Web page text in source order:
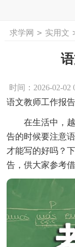
首页 工
求学网 > 实用文
时间：2026-02-02
语文教师工作报告
在生活中，越
告的时候要注意
才能写的好吗？
告，供大家参考